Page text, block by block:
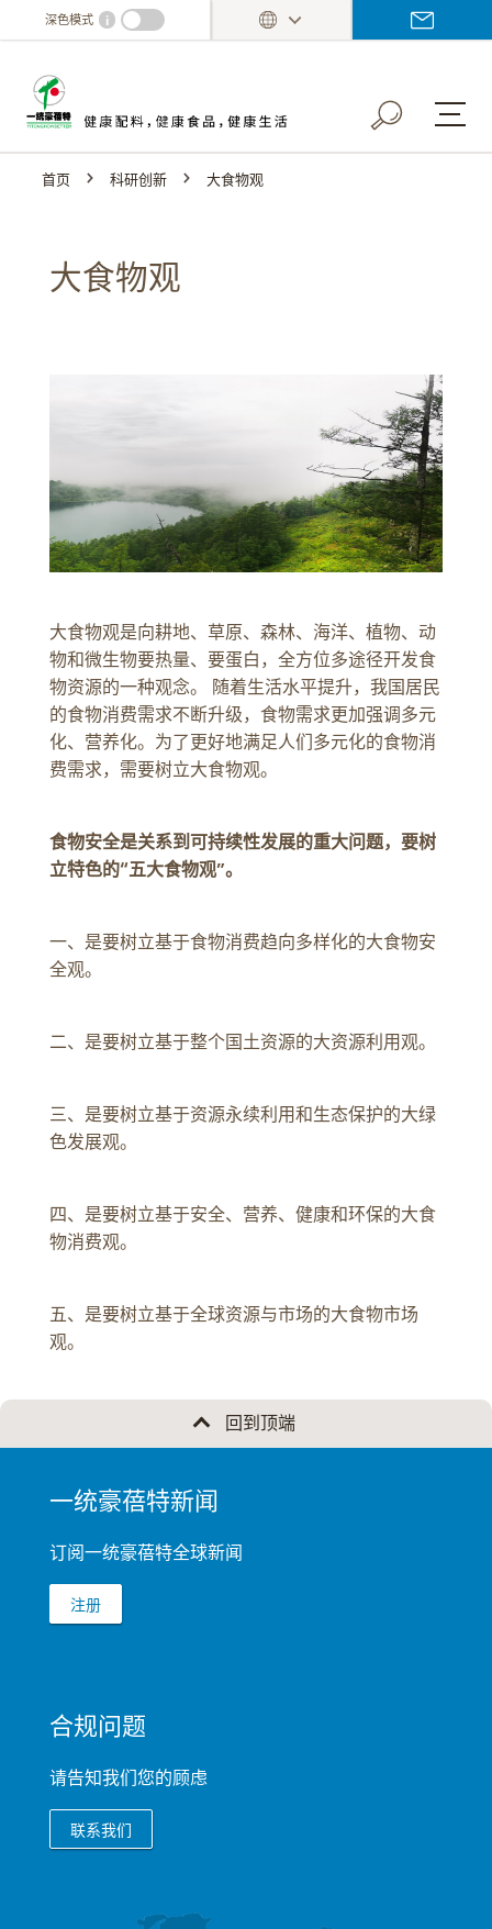
to
content
深色模式 i
首页 科研创新 大食物观
大食物观
大食物观是向耕地、草原、森林、海洋、植物、动
物和微生物要热量、要蛋白，全方位多途径开发食
物资源的一种观念。 随着生活水平提升，我国居民
的食物消费需求不断升级，食物需求更加强调多元
化、营养化。为了更好地满足人们多元化的食物消
费需求，需要树立大食物观。
食物安全是关系到可持续性发展的重大问题，要树
立特色的“五大食物观”。
一、是要树立基于食物消费趋向多样化的大食物安
全观。
二、是要树立基于整个国土资源的大资源利用观。
三、是要树立基于资源永续利用和生态保护的大绿
色发展观。
四、是要树立基于安全、营养、健康和环保的大食
物消费观。
五、是要树立基于全球资源与市场的大食物市场
观。
回到顶端
FOOTER
一统豪蓓特新闻
订阅一统豪蓓特全球新闻
注册
合规问题
请告知我们您的顾虑
联系我们